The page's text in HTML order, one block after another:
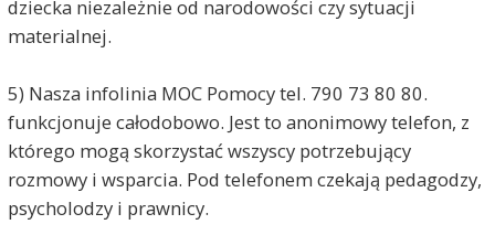
dziecka niezależnie od narodowości czy sytuacji
materialnej.
5) Nasza infolinia MOC Pomocy tel. 790 73 80 80.
funkcjonuje całodobowo. Jest to anonimowy telefon, z
którego mogą skorzystać wszyscy potrzebujący
rozmowy i wsparcia. Pod telefonem czekają pedagodzy,
psycholodzy i prawnicy.